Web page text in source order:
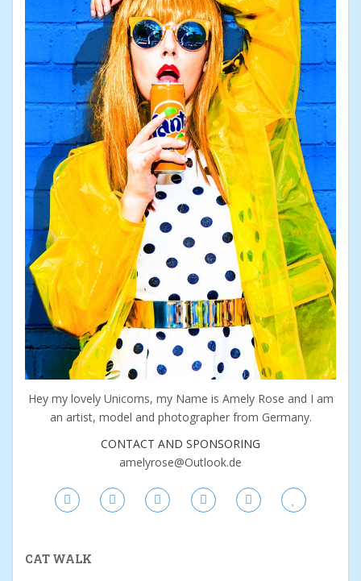
Hey my lovely Unicorns, my Name is Amely Rose and I am
an artist, model and photographer from Germany.
CONTACT AND SPONSORING
amelyrose@Outlook.de
CAT WALK